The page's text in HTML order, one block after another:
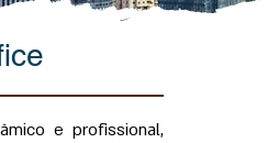
e profissional,